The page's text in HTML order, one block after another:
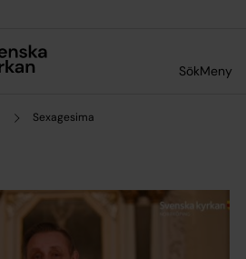
SökMeny
Sexagesima